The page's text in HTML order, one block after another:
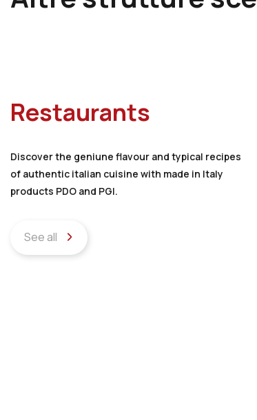
Restaurants
Discover the geniune flavour and typical recipes
of authentic italian cuisine with made in Italy
products PDO and PGI.
See all